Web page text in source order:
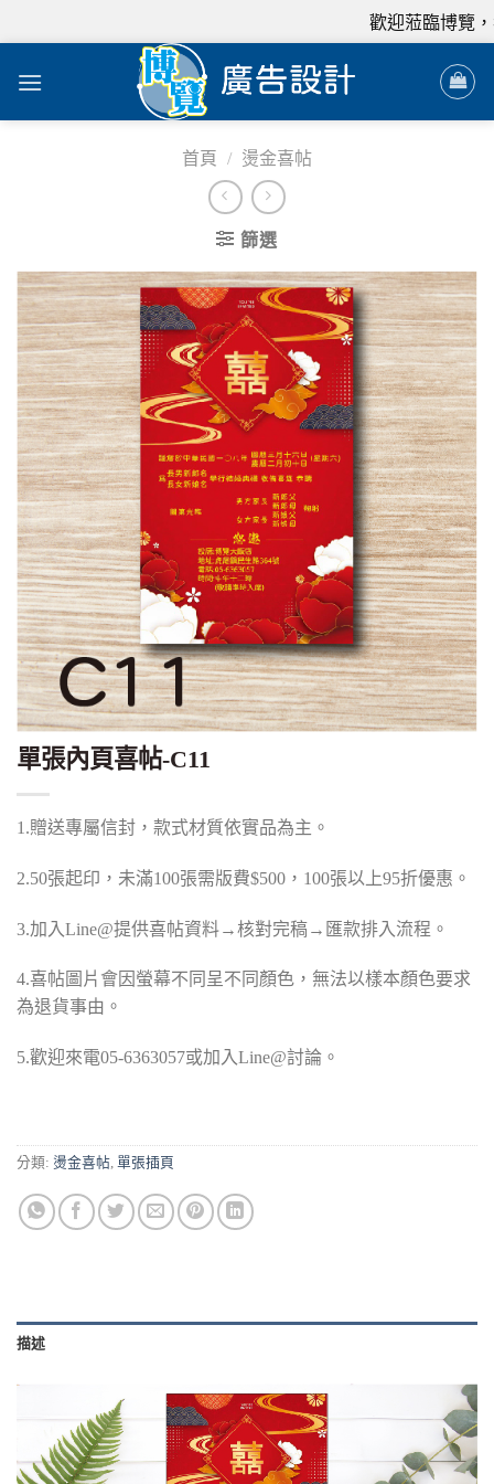
歡迎蒞臨博覽，我
首頁 / 燙金喜帖
篩選
單張內頁喜帖-C11
1.贈送專屬信封，款式材質依實品為主。
2.50張起印，未滿100張需版費$500，100張以上95折優惠。
3.加入Line@提供喜帖資料→核對完稿→匯款排入流程。
4.喜帖圖片會因螢幕不同呈不同顏色，無法以樣本顏色要求
為退貨事由。
5.歡迎來電05-6363057或加入Line@討論。
分類: 燙金喜帖, 單張插頁
描述